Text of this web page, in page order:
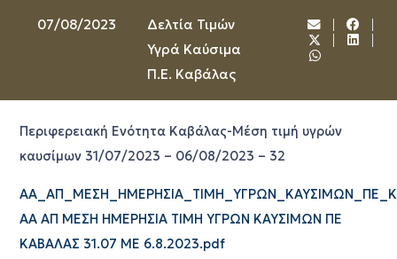
07/08/2023
Δελτία Τιμών
Υγρά Καύσιμα
Π.Ε. Καβάλας
Περιφερειακή Ενότητα Καβάλας-Μέση τιμή υγρών
καυσίμων 31/07/2023 – 06/08/2023 – 32
ΑΑ ΑΠ ΜΕΣΗ ΗΜΕΡΗΣΙΑ ΤΙΜΗ ΥΓΡΩΝ ΚΑΥΣΙΜΩΝ ΠΕ
ΚΑΒΑΛΑΣ 31.07 ΜΕ 6.8.2023.pdf